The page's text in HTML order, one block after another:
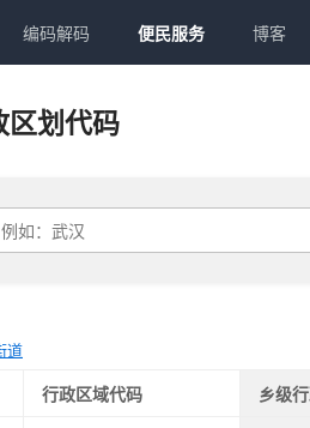
编码解码 便民服务 博客
区划代码
道
行政区域代码 乡级